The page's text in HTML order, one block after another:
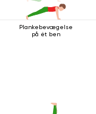
Plankebevægelse
på ét ben